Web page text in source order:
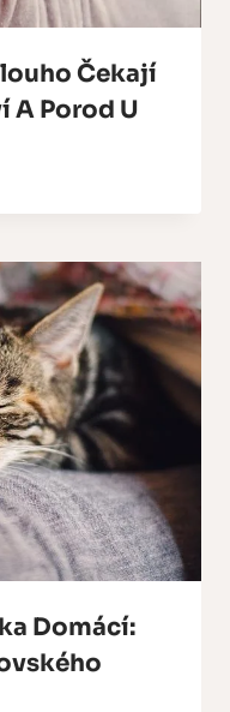
Čekají
A Porod U
Domácí: